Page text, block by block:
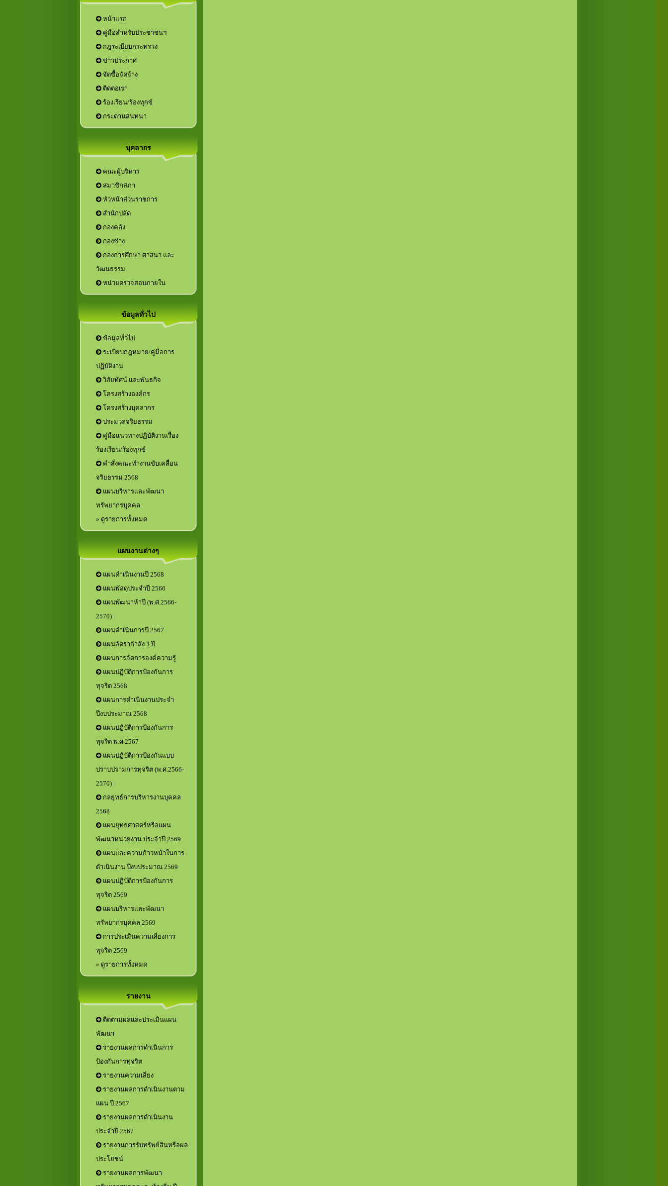
หน้าแรก
คู่มือสำหรับประชาชนฯ
กฎระเบียบกระทรวง
ข่าวประกาศ
จัดซื้อจัดจ้าง
ติดต่อเรา
ร้องเรียน/ร้องทุกข์
กระดานสนทนา
บุคลากร
คณะผู้บริหาร
สมาชิกสภา
หัวหน้าส่วนราชการ
กองการศึกษา ศาสนา และ
วัฒนธรรม
หน่วยตรวจสอบภายใน
ข้อมูลทั่วไป
ข้อมูลทั่วไป
ระเบียบกฎหมาย/คู่มือการ
ปฏิบัติงาน
วิสัยทัศน์ และพันธกิจ
โครงสร้างองค์กร
โครงสร้างบุคลากร
ประมวลจริยธรรม
คู่มือแนวทางปฏิบัติงานเรื่อง
ร้องเรียน/ร้องทุกข์
คำสั่งคณะทำงานขับเคลื่อน
จริยธรรม 2568
แผนบริหารและพัฒนา
ทรัพยากรบุคคล
» ดูรายการทั้งหมด
แผนงานต่างๆ
แผนดำเนินงานปี 2568
แผนพัสดุประจำปี 2566
แผนพัฒนาห้าปี (พ.ศ.2566-
2570)
แผนดำเนินการปี 2567
แผนอัตรากำลัง 3 ปี
แผนการจัดการองค์ความรู้
แผนปฏิบัติการป้องกันการ
ทุจริต 2568
แผนการดำเนินงานประจำ
ปีงบประมาณ 2568
แผนปฏิบัติการป้องกันการ
ทุจริต พ.ศ.2567
แผนปฏิบัติการป้องกันแบบ
ปราบปรามการทุจริต (พ.ศ.2566-
2570)
กลยุทธ์การบริหารงานบุคคล
2568
แผนยุทธศาสตร์หรือแผน
พัฒนาหน่วยงาน ประจำปี 2569
แผนและความก้าวหน้าในการ
ดำเนินงาน ปีงบประมาณ 2569
แผนปฏิบัติการป้องกันการ
ทุจริต 2569
แผนบริหารและพัฒนา
ทรัพยากรบุคคล 2569
การประเมินความเสี่ยงการ
ทุจริต 2569
» ดูรายการทั้งหมด
รายงาน
ติดตามผลและประเมินแผน
พัฒนา
รายงานผลการดำเนินการ
ป้องกันการทุจริต
รายงานความเสี่ยง
รายงานผลการดำเนินงานตาม
แผน ปี 2567
รายงานผลการดำเนินงาน
ประจำปี 2567
รายงานการรับทรัพย์สินหรือผล
ประโยชน์
รายงานผลการพัฒนา